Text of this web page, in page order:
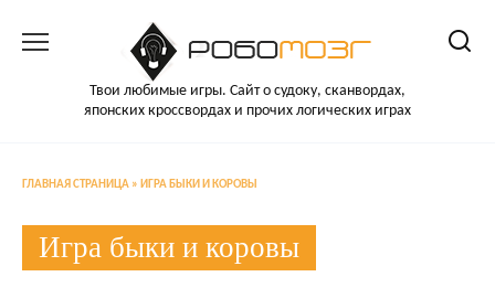
Твои любимые игры. Сайт о судоку, сканвордах,
японских кроссвордах и прочих логических играх
ГЛАВНАЯ СТРАНИЦА » ИГРА БЫКИ И КОРОВЫ
Игра быки и коровы